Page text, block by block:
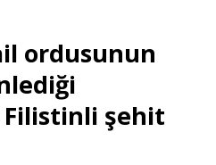
Toplum
ordusunun
Filistinli şehit